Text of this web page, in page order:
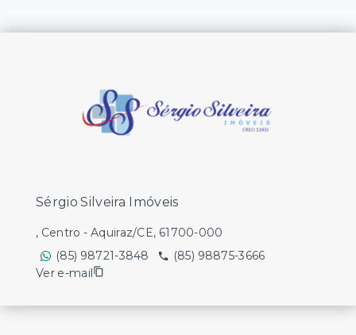
Sérgio Silveira Imóveis
, Centro - Aquiraz/CE, 61700-000
(85) 98721-3848
(85) 98875-3666
Ver e-mail